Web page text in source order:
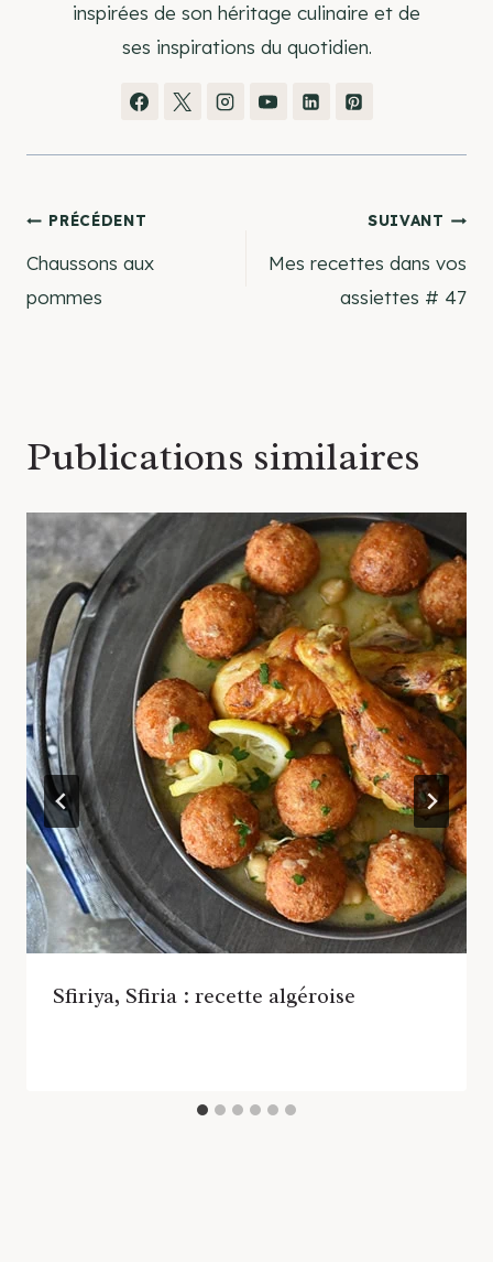
inspirées de son héritage culinaire et de
ses inspirations du quotidien.
Navigation
de
PRÉCÉDENT
Chaussons aux
pommes
SUIVANT
Mes recettes dans vos
assiettes # 47
Publications similaires
Sfiriya, Sfiria : recette algéroise